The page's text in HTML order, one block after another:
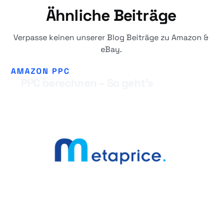
Ähnliche Beiträge
Verpasse keinen unserer Blog Beiträge zu Amazon &
eBay.
AMAZON PPC
15, 2025
Optimaler ROAS & ACoS für Amazon